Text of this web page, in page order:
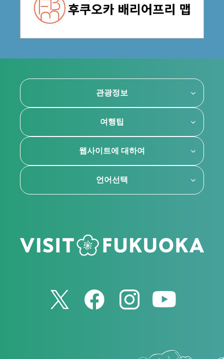
관광정보
여행팁
웹사이트에 대하여
언어선택